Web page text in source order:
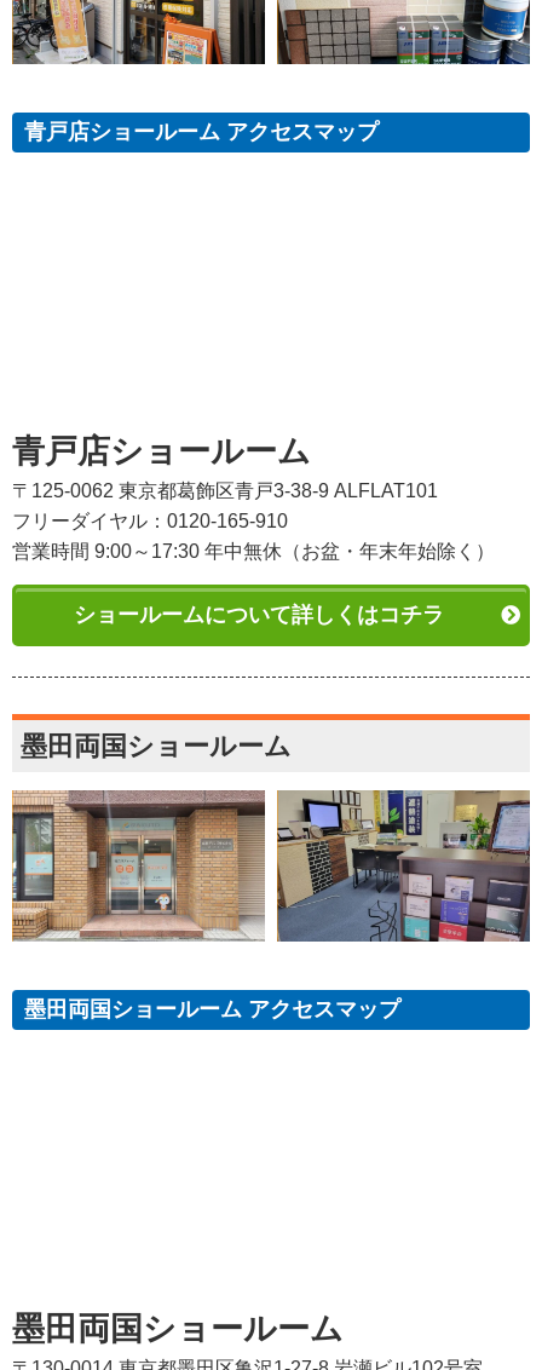
青戸店ショールーム アクセスマップ
青戸店ショールーム
〒125-0062 東京都葛飾区青戸3-38-9 ALFLAT101
フリーダイヤル：0120-165-910
営業時間 9:00～17:30 年中無休（お盆・年末年始除く）
ショールームについて詳しくはコチラ
墨田両国ショールーム
墨田両国ショールーム アクセスマップ
墨田両国ショールーム